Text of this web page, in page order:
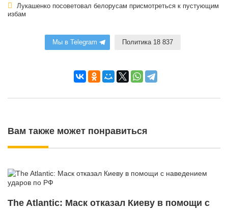
Лукашенко посоветовал белорусам присмотреться к пустующим
избам
Мы в Telegram Политика 18 837
Вам также может понравиться
The Atlantic: Маск отказал Киеву в помощи с